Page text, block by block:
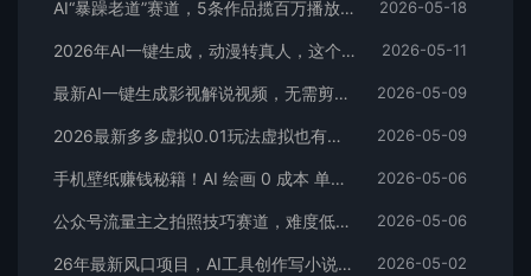
AI“暴躁老道”赛道，5条作品揽百万播放！（附变现全攻略） 2026-05-18
2026年AI一键生成，动漫转真人，这个月靠这个AI赚了2W+ 2026-05-11
最新AI一键生成影视解说视频，无需剪辑3分钟1条，条条爆款，多平台变现日入2000+ 2026-05-09
2026最新多多虚拟0.01玩法虚拟也有新门路轻松日入2500! 2026-05-09
手机壁纸赚钱秘籍！AI 绘画 0 成本 单店狂销 3.8 万单 2026-05-06
公众号流量主之拍照技巧赛道，难度低+流量大，起号第一篇就爆了10w阅读！ 2026-05-06
26年最新风口项目，AI工具创作写小说，轻松实现日入1000+ 2026-05-02